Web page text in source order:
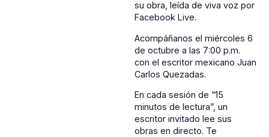
su obra, leída de viva voz por
Facebook Live.
Acompáñanos el miércoles 6
de octubre a las 7:00 p.m.
con el escritor mexicano Juan
Carlos Quezadas.
En cada sesión de “15
minutos de lectura”, un
escritor invitado lee sus
obras en directo. Te